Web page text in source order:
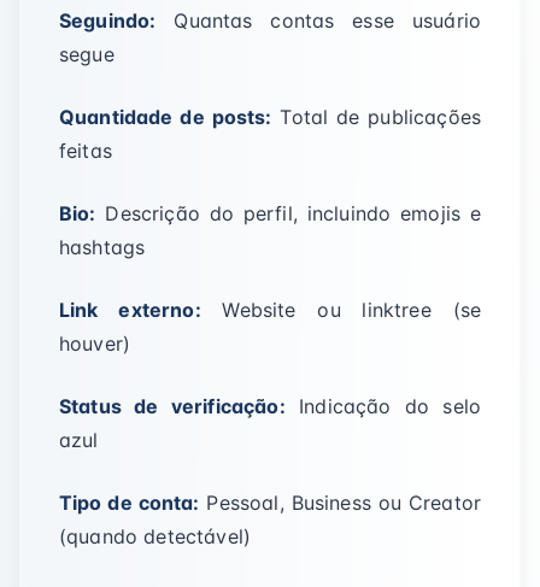
Seguindo: Quantas contas esse usuário
segue
Quantidade de posts: Total de publicações
feitas
Bio: Descrição do perfil, incluindo emojis e
hashtags
Link externo: Website ou linktree (se
houver)
Status de verificação: Indicação do selo
azul
Tipo de conta: Pessoal, Business ou Creator
(quando detectável)